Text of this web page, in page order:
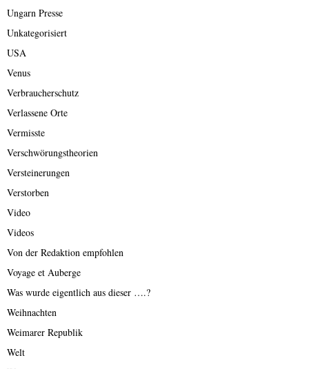
Ungarn Presse
Unkategorisiert
USA
Venus
Verbraucherschutz
Verlassene Orte
Vermisste
Verschwörungstheorien
Versteinerungen
Verstorben
Video
Videos
Von der Redaktion empfohlen
Voyage et Auberge
Was wurde eigentlich aus dieser ….?
Weihnachten
Weimarer Republik
Welt